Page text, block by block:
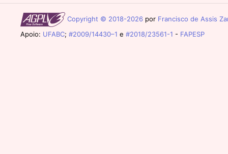
Copyright © 2018-2026 por Francisco de Assis
Apoio: UFABC; #2009/14430–1 e #2018/23561-1 - FAPESP